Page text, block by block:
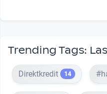
Trending Tags:
Direktkredit 14